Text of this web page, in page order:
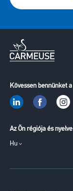
Kövessen bennünket
Az Ön régiója és nyelve
Hu